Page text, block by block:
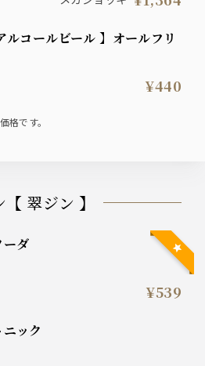
ルコールビール 】オールフリ
¥440
格です。
【 翠ジン 】
ーダ
¥539
ニック